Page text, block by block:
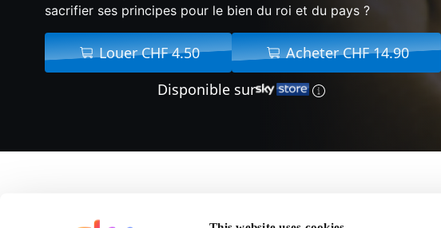
sacrifier ses principes pour le bien du roi et du pays ?
Louer CHF 4.50
Acheter CHF 14.90
Disponible sur